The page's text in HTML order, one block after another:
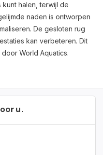
halen, terwijl de
naden is ontworpen
De gesloten rug
kan verbeteren. Dit
World Aquatics.
u.